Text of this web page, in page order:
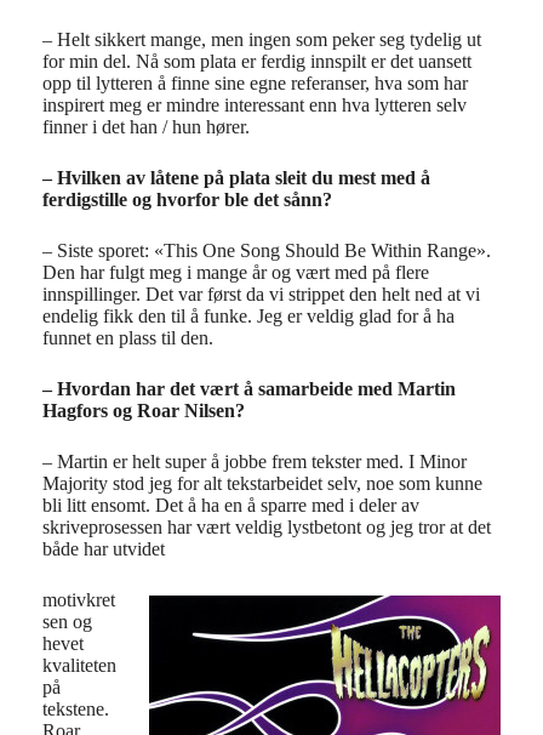
– Helt sikkert mange, men ingen som peker seg tydelig ut
for min del. Nå som plata er ferdig innspilt er det uansett
opp til lytteren å finne sine egne referanser, hva som har
inspirert meg er mindre interessant enn hva lytteren selv
finner i det han / hun hører.
– Hvilken av låtene på plata sleit du mest med å
ferdigstille og hvorfor ble det sånn?
– Siste sporet: «This One Song Should Be Within Range».
Den har fulgt meg i mange år og vært med på flere
innspillinger. Det var først da vi strippet den helt ned at vi
endelig fikk den til å funke. Jeg er veldig glad for å ha
funnet en plass til den.
– Hvordan har det vært å samarbeide med Martin
Hagfors og Roar Nilsen?
– Martin er helt super å jobbe frem tekster med. I Minor
Majority stod jeg for alt tekstarbeidet selv, noe som kunne
bli litt ensomt. Det å ha en å sparre med i deler av
skriveprosessen har vært veldig lystbetont og jeg tror at det
både har utvidet
motivkret
sen og
hevet
kvaliteten
på
tekstene.
Roar